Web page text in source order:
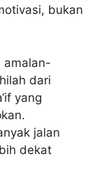
bukan
amalan-
dari
yang
jalan
dekat